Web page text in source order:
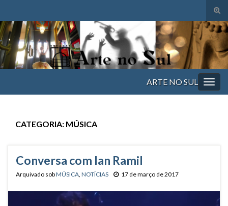
de
Search for:
ARTE NO SUL
CATEGORIA: MÚSICA
Conversa com Ian Ramil
Arquivado sobMÚSICA NOTÍCIAS 17 de março de 2017